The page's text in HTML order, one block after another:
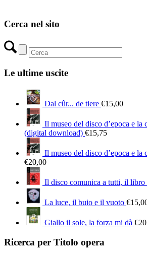
Cerca nel sito
Le ultime uscite
Dal cûr... de tiere €15,00
Il museo del disco d’epoca e la
(digital download) €15,75
Il museo del disco d’epoca e la
€20,00
Il disco comunica a tutti, il libro
La luce, il buio e il vuoto €
Giallo il sole, la forza mi dà €
Ricerca per Titolo opera